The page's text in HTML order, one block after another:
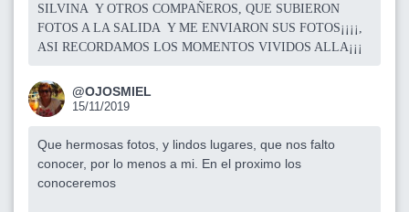
SILVINA Y OTROS COMPAÑEROS, QUE SUBIERON
FOTOS A LA SALIDA Y ME ENVIARON SUS FOTOS¡¡¡¡,
ASI RECORDAMOS LOS MOMENTOS VIVIDOS ALLA¡¡¡
@OJOSMIEL
15/11/2019
Que hermosas fotos, y lindos lugares, que nos falto
conocer, por lo menos a mi. En el proximo los
conoceremos